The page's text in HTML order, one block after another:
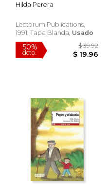
Hilda Perera
Lectorum Publications,
1991, Tapa Blanda, Usado